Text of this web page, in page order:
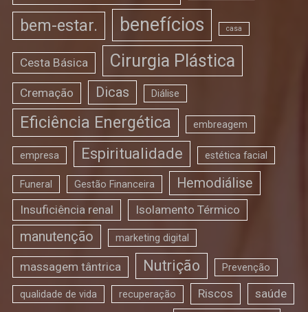
bem-estar. benefícios casa
Cesta Básica Cirurgia Plástica
Cremação Dicas Diálise
Eficiência Energética embreagem
empresa Espiritualidade estética facial
Funeral Gestão Financeira Hemodiálise
Insuficiência renal Isolamento Térmico
manutenção marketing digital
massagem tântrica Nutrição Prevenção
qualidade de vida recuperação Riscos saúde